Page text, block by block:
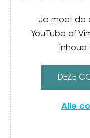
Video
Je moet de
YouTube of
inhoud
DEZE
Alle